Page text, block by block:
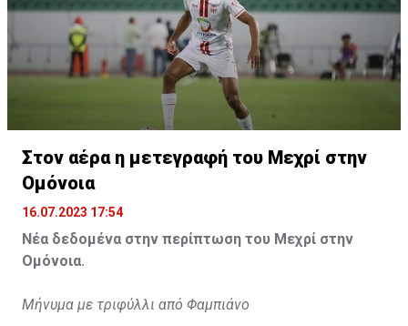
Στον αέρα η μετεγραφή του Μεχρί στην
Ομόνοια
16.07.2023 17:54
Νέα δεδομένα στην περίπτωση του Μεχρί στην
Ομόνοια.
Μήνυμα με τριφύλλι από Φαμπιάνο